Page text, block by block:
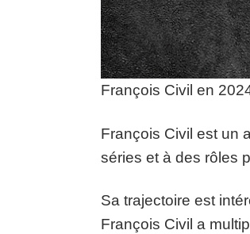
François Civil en
François Civil est un
séries et à des rôles
Sa trajectoire est
François Civil a